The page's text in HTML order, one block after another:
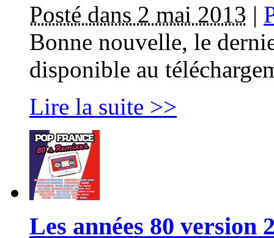
Posté dans 2 mai 2013 |
Bonne nouvelle, le
disponible au
Lire la suite >>
Les années 80 version